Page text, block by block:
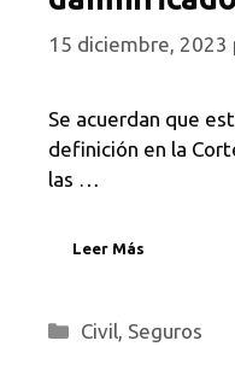
15 diciembre, 2023
Se acuerdan que
definición en la
las …
Leer Más
Categorías
Civil Seguros